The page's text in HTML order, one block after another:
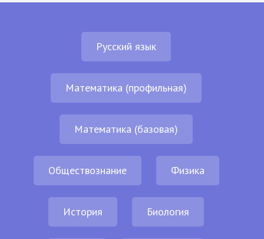
Русский язык
Математика (профильная)
Математика (базовая)
Обществознание Физика
История Биология